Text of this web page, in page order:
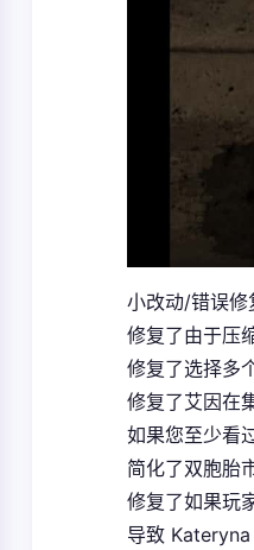
小改动/错误修
修复了由于压
修复了选择多
修复了艾因在
如果您至少看
简化了双胞胎
修复了如果玩
导致